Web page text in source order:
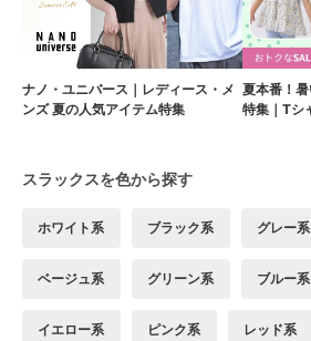
ナノ・ユニバース｜レディース・メ
ンズ 夏の人気アイテム特集
夏本番！
特集｜Tシ
スラックスを色から探す
ホワイト系 ブラック系 グレー系
ベージュ系 グリーン系 ブルー系
イエロー系 ピンク系 レッド系